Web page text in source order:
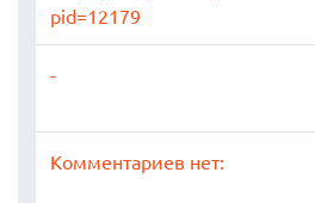
pid=12179
-
Комментариев нет: